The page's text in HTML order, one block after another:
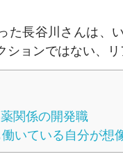
た長谷川さんは、
ションではない、リ
関係の開発職
いている自分が想